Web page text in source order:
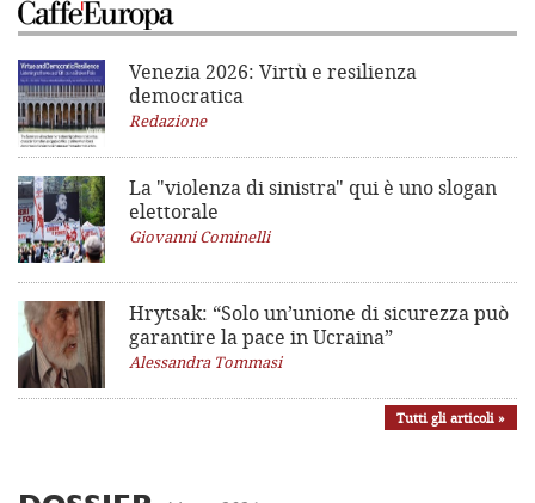
Venezia 2026: Virtù e resilienza
democratica
Redazione
La "violenza di sinistra" qui è uno slogan
elettorale
Giovanni Cominelli
Hrytsak: “Solo un’unione di sicurezza può
garantire la pace in Ucraina”
Alessandra Tommasi
Tutti gli articoli »